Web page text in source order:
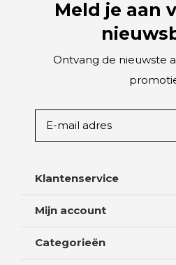
Meld je aan
Ontvang de nieuwste
Klantenservice
Mijn account
Categorieën